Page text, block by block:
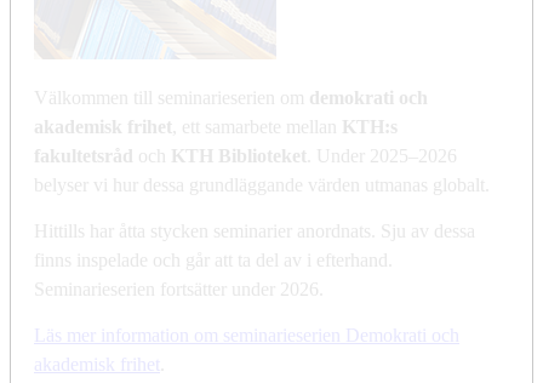
Välkommen till seminarieserien om demokrati och
akademisk frihet
, ett samarbete mellan
KTH:s
fakultetsråd och KTH Biblioteket
. Under 2025–2026
belyser vi hur dessa grundläggande värden utmanas globalt.
Hittills har åtta stycken seminarier anordnats. Sju av dessa
finns inspelade och går att ta del av i efterhand.
Seminarieserien fortsätter under 2026.
Läs mer information om seminarieserien Demokrati och
akademisk frihet